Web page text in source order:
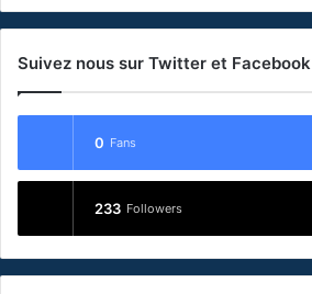
Suivez nous sur Twitter et Facebook
0 Fans
233 Followers